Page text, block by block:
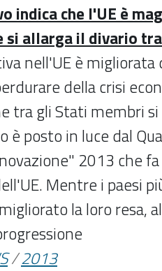
indica che l'UE è
si allarga il divario
nell'UE è
della crisi
tra gli Stati membri
è posto in luce dal
2013 che
Mentre i paesi
la loro resa,
/2013